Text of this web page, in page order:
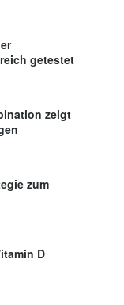
getestet
zeigt
zum
D